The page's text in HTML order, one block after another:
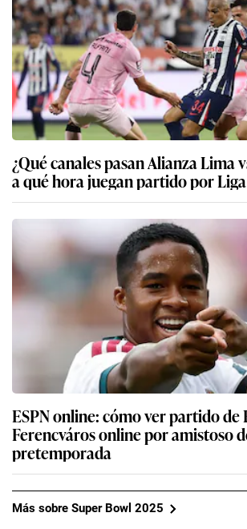
¿Qué canales pasan Alianza Lima
a qué hora juegan partido por Liga
ESPN online: cómo ver partido de
Ferencváros online por amistoso
pretemporada
Más sobre Super Bowl 2025